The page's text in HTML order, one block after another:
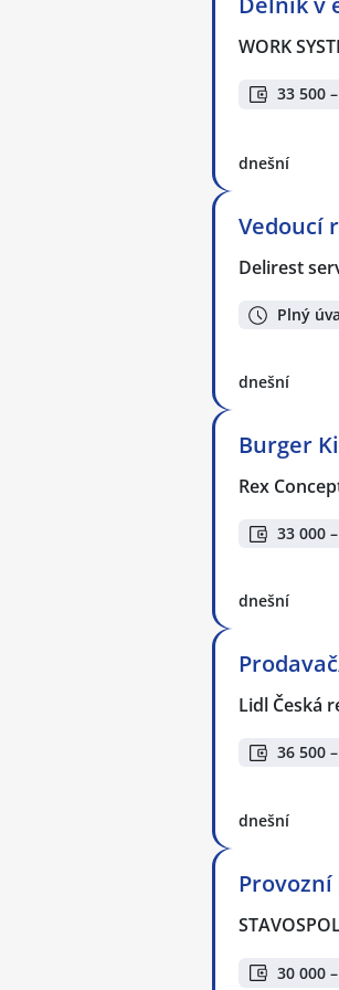
WORK
33 500
dnešní
Vedoucí
Delirest
Plný
dnešní
Burger
Rex
33 000
dnešní
Lidl Česká
36 500
dnešní
30 000